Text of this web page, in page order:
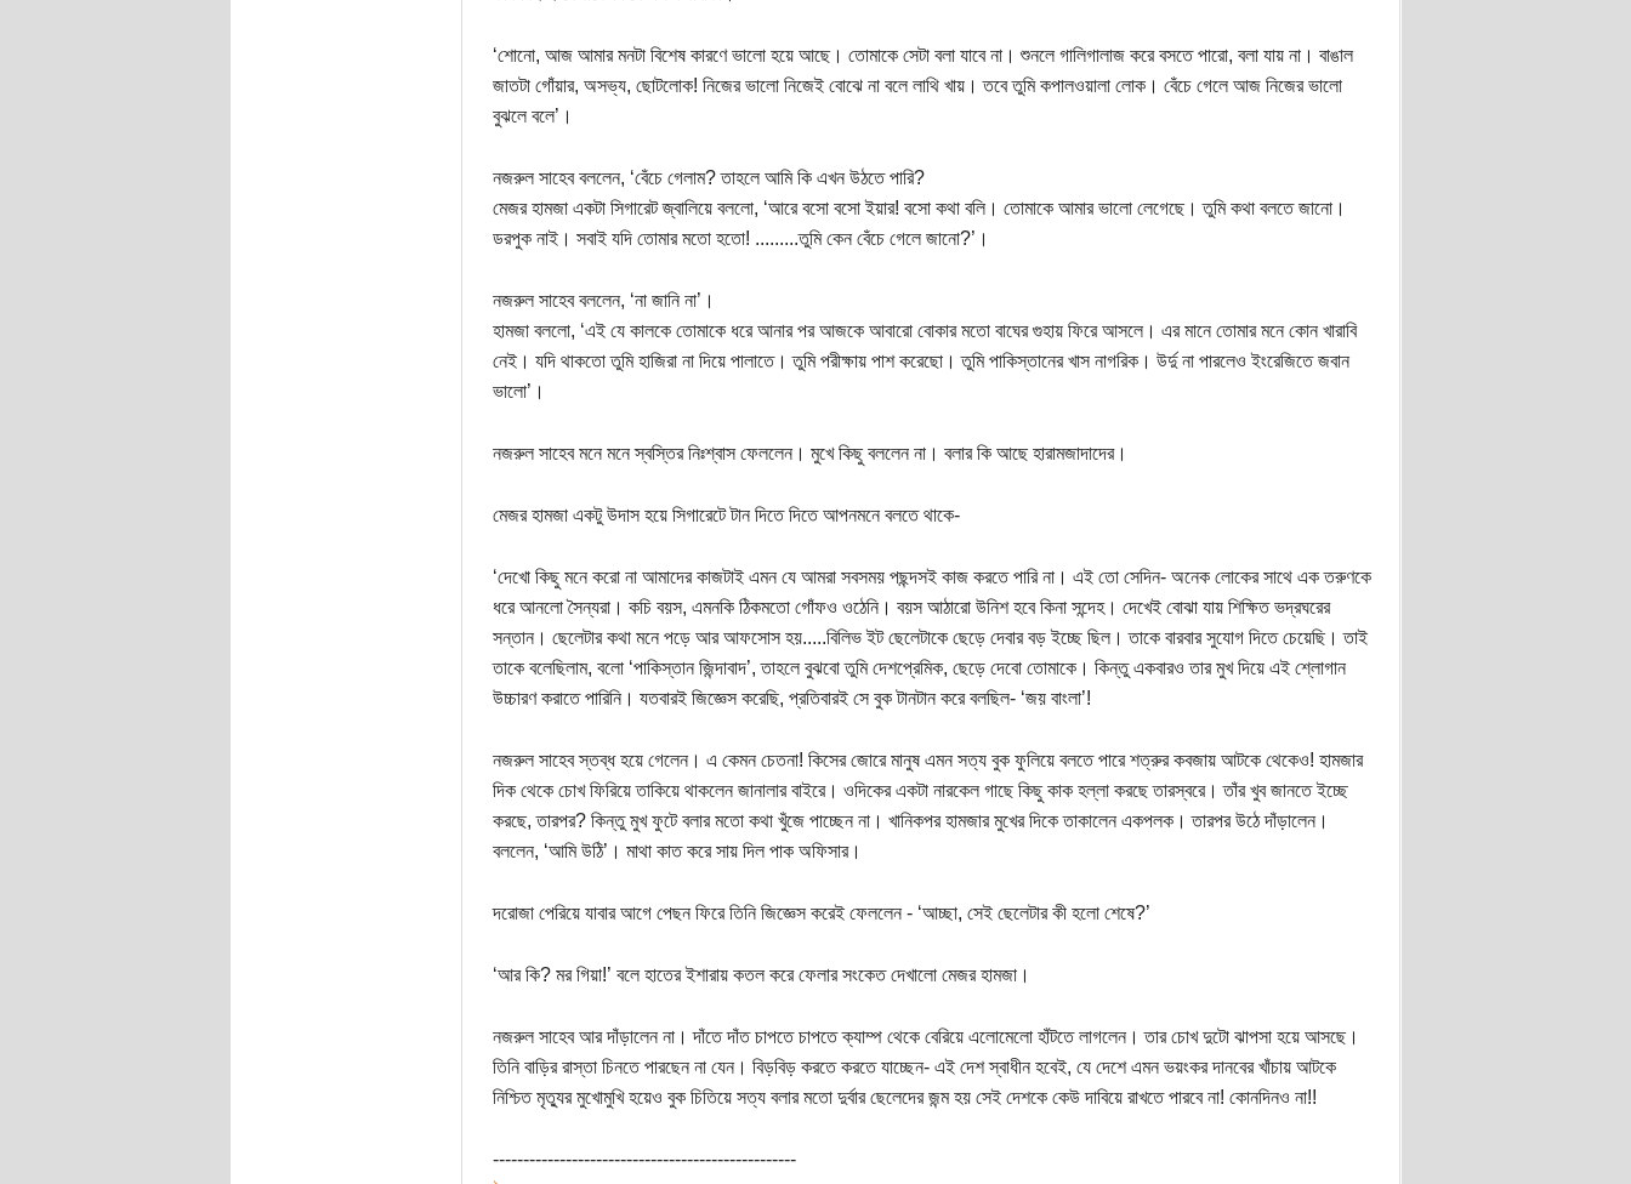
‘শোনো, আজ আমার মনটা বিশেষ কারণে ভালো হয়ে আছে। তোমাকে সেটা বলা যাবে না। শুনলে গালিগালাজ করে বসতে পারো, বলা যায় না। বাঙাল
জাতটা গোঁয়ার, অসভ্য, ছোটলোক! নিজের ভালো নিজেই বোঝে না বলে লাথি খায়। তবে তুমি কপালওয়ালা লোক। বেঁচে গেলে আজ নিজের ভালো
বুঝলে বলে’।
নজরুল সাহেব বললেন, ‘বেঁচে গেলাম? তাহলে আমি কি এখন উঠতে পারি?
মেজর হামজা একটা সিগারেট জ্বালিয়ে বললো, ‘আরে বসো বসো ইয়ার! বসো কথা বলি। তোমাকে আমার ভালো লেগেছে। তুমি কথা বলতে জানো।
ডরপুক নাই। সবাই যদি তোমার মতো হতো! .........তুমি কেন বেঁচে গেলে জানো?’।
নজরুল সাহেব বললেন, ‘না জানি না’।
হামজা বললো, ‘এই যে কালকে তোমাকে ধরে আনার পর আজকে আবারো বোকার মতো বাঘের গুহায় ফিরে আসলে। এর মানে তোমার মনে কোন খারাবি
নেই। যদি থাকতো তুমি হাজিরা না দিয়ে পালাতে। তুমি পরীক্ষায় পাশ করেছো। তুমি পাকিস্তানের খাস নাগরিক। উর্দু না পারলেও ইংরেজিতে জবান
ভালো’।
নজরুল সাহেব মনে মনে স্বস্তির নিঃশ্বাস ফেললেন। মুখে কিছু বললেন না। বলার কি আছে হারামজাদাদের।
মেজর হামজা একটু উদাস হয়ে সিগারেটে টান দিতে দিতে আপনমনে বলতে থাকে-
‘দেখো কিছু মনে করো না আমাদের কাজটাই এমন যে আমরা সবসময় পছন্দসই কাজ করতে পারি না। এই তো সেদিন- অনেক লোকের সাথে এক তরুণকে
ধরে আনলো সৈন্যরা। কচি বয়স, এমনকি ঠিকমতো গোঁফও ওঠেনি। বয়স আঠারো উনিশ হবে কিনা সন্দেহ। দেখেই বোঝা যায় শিক্ষিত ভদ্রঘরের
সন্তান। ছেলেটার কথা মনে পড়ে আর আফসোস হয়.....বিলিভ ইট ছেলেটাকে ছেড়ে দেবার বড় ইচ্ছে ছিল। তাকে বারবার সুযোগ দিতে চেয়েছি। তাই
তাকে বলেছিলাম, বলো ‘পাকিস্তান জিন্দাবাদ’, তাহলে বুঝবো তুমি দেশপ্রেমিক, ছেড়ে দেবো তোমাকে। কিন্তু একবারও তার মুখ দিয়ে এই শ্লোগান
উচ্চারণ করাতে পারিনি। যতবারই জিজ্ঞেস করেছি, প্রতিবারই সে বুক টানটান করে বলছিল- ‘জয় বাংলা’!
নজরুল সাহেব স্তব্ধ হয়ে গেলেন। এ কেমন চেতনা! কিসের জোরে মানুষ এমন সত্য বুক ফুলিয়ে বলতে পারে শত্রুর কবজায় আটকে থেকেও! হামজার
দিক থেকে চোখ ফিরিয়ে তাকিয়ে থাকলেন জানালার বাইরে। ওদিকের একটা নারকেল গাছে কিছু কাক হল্লা করছে তারস্বরে। তাঁর খুব জানতে ইচ্ছে
করছে, তারপর? কিন্তু মুখ ফুটে বলার মতো কথা খুঁজে পাচ্ছেন না। খানিকপর হামজার মুখের দিকে তাকালেন একপলক। তারপর উঠে দাঁড়ালেন।
বললেন, ‘আমি উঠি’। মাথা কাত করে সায় দিল পাক অফিসার।
দরোজা পেরিয়ে যাবার আগে পেছন ফিরে তিনি জিজ্ঞেস করেই ফেললেন - ‘আচ্ছা, সেই ছেলেটার কী হলো শেষে?’
‘আর কি? মর গিয়া!’ বলে হাতের ইশারায় কতল করে ফেলার সংকেত দেখালো মেজর হামজা।
নজরুল সাহেব আর দাঁড়ালেন না। দাঁতে দাঁত চাপতে চাপতে ক্যাম্প থেকে বেরিয়ে এলোমেলো হাঁটতে লাগলেন। তার চোখ দুটো ঝাপসা হয়ে আসছে।
তিনি বাড়ির রাস্তা চিনতে পারছেন না যেন। বিড়বিড় করতে করতে যাচ্ছেন- এই দেশ স্বাধীন হবেই, যে দেশে এমন ভয়ংকর দানবের খাঁচায় আটকে
নিশ্চিত মৃত্যুর মুখোমুখি হয়েও বুক চিতিয়ে সত্য বলার মতো দুর্বার ছেলেদের জন্ম হয় সেই দেশকে কেউ দাবিয়ে রাখতে পারবে না! কোনদিনও না!!
--------------------------------------------------